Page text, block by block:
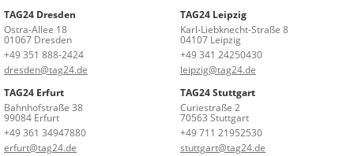
TAG24 Dresden
Ostra-Allee 18
01067 Dresden
+49 351 888-2424
dresden@tag24.de
TAG24 Leipzig
Karl-Liebknecht-Straße 8
04107 Leipzig
+49 341 24250430
leipzig@tag24.de
TAG24 Erfurt
Bahnhofstraße 38
99084 Erfurt
+49 361 34947880
erfurt@tag24.de
TAG24 Stuttgart
Curiestraße 2
70563 Stuttgart
+49 711 21952530
stuttgart@tag24.de